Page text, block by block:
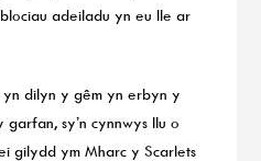
adeiladu yn eu lle ar
yn dilyn y gêm yn erbyn y
sy’n cynnwys llu o
gilydd ym Mharc y Scarlets